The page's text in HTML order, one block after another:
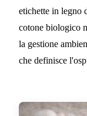
etichette in legno
cotone biologico
la gestione
che definisce